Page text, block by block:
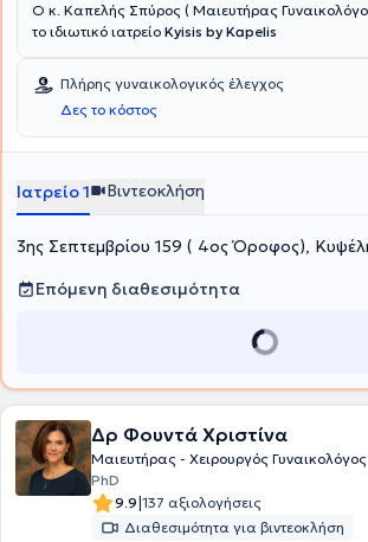
Ο κ. Καπελής Σπύρος ( Μαιευτήρας
το ιδιωτικό ιατρείο Kyisis by Kapelis
Πλήρης γυναικολογικός έλεγχος
Δες το κόστος
Ιατρείο 1 Βιντεοκλήση
3ης Σεπτεμβρίου 159 ( 4ος Όροφος),
Επόμενη διαθεσιμότητα
Δρ Φουντά Χριστίνα
Μαιευτήρας - Χειρουργός Γυναικολόγος
PhD
9.9|137 αξιολογήσεις
Διαθεσιμότητα για βιντεοκλήση